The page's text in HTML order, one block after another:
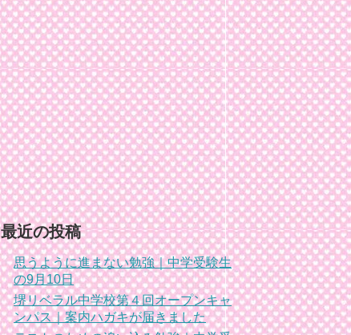
最近の投稿
思うように進まない勉強｜中学受験生
の9月10日
堺リベラル中学校第４回オープンキャ
ンパス｜案内ハガキが届きました